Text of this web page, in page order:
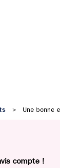
> Une bonne
compte !